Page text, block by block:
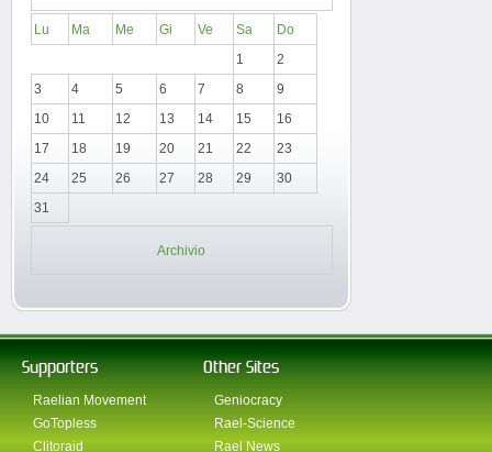
Lu Ma Me Gi Ve Sa
Do
1
2
3
4 5 6 7 8
9
10
11 12 13 14 15
16
17
18 19 20 21 22
23
24
25 26 27 28 29
30
31
Archivio
Supporters
Raelian Movement
GoTopless
Clitoraid
Other Sites
Geniocracy
Rael-Science
Rael News